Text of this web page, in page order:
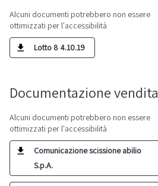
Alcuni documenti potrebbero non essere
ottimizzati per l'accessibilità
Lotto 8 4.10.19
Documentazione vendita
Alcuni documenti potrebbero non essere
ottimizzati per l'accessibilità
Comunicazione scissione abilio
S.p.A.